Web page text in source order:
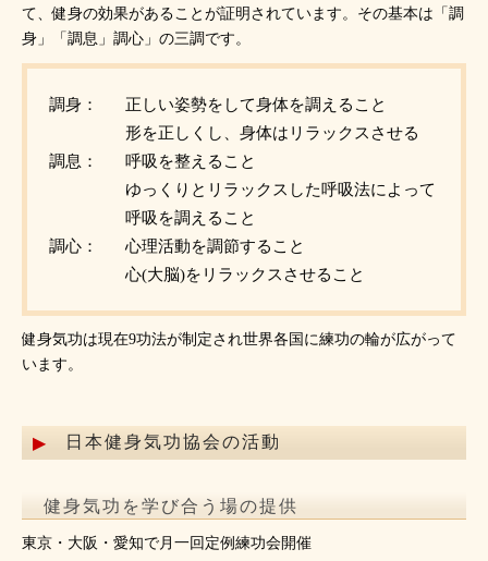
て、健身の効果があることが証明されています。その基本は「調
身」「調息」調心」の三調です。
調身：
正しい姿勢をして身体を調えること
形を正しくし、身体はリラックスさせる
調息：
呼吸を整えること
ゆっくりとリラックスした呼吸法によって
呼吸を調えること
調心：
心理活動を調節すること
心(大脳)をリラックスさせること
健身気功は現在9功法が制定され世界各国に練功の輪が広がって
います。
日本健身気功協会の活動
健身気功を学び合う場の提供
東京・大阪・愛知で月一回定例練功会開催